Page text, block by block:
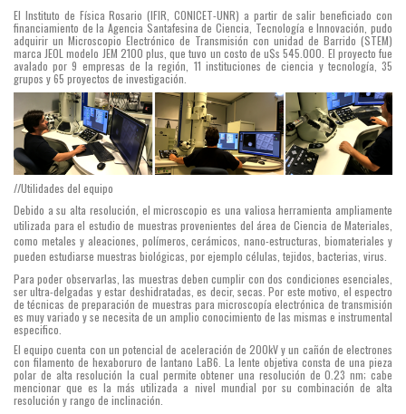
El Instituto de Física Rosario (IFIR, CONICET-UNR) a partir de salir beneficiado con
financiamiento de la Agencia Santafesina de Ciencia, Tecnología e Innovación, pudo
adquirir un Microscopio Electrónico de Transmisión con unidad de Barrido (STEM)
marca JEOL modelo JEM 2100 plus, que tuvo un costo de u$s 545.000. El proyecto fue
avalado por 9 empresas de la región, 11 instituciones de ciencia y tecnología, 35
grupos y 65 proyectos de investigación.
//Utilidades del equipo
Debido a su alta resolución, el microscopio es una valiosa herramienta ampliamente
utilizada para el estudio de muestras provenientes del área de Ciencia de Materiales,
como metales y aleaciones, polímeros, cerámicos, nano-estructuras, biomateriales y
pueden estudiarse muestras biológicas, por ejemplo células, tejidos, bacterias, virus.
Para poder observarlas, las muestras deben cumplir con dos condiciones esenciales,
ser ultra-delgadas y estar deshidratadas, es decir, secas. Por este motivo, el espectro
de técnicas de preparación de muestras para microscopía electrónica de transmisión
es muy variado y se necesita de un amplio conocimiento de las mismas e instrumental
especifico.
El equipo cuenta con un potencial de aceleración de 200kV y un cañón de electrones
con filamento de hexaboruro de lantano LaB6. La lente objetiva consta de una pieza
polar de alta resolución la cual permite obtener una resolución de 0.23 nm; cabe
mencionar que es la más utilizada a nivel mundial por su combinación de alta
resolución y rango de inclinación.